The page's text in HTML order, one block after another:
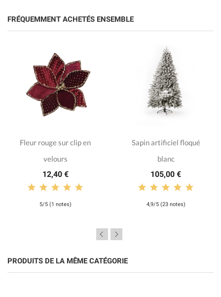
FRÉQUEMMENT ACHETÉS ENSEMBLE
Fleur rouge sur clip en
velours
12,40 €
5/5 (1 notes)
Sapin artificiel floqué
blanc
105,00 €
4,9/5 (23 notes)
PRODUITS DE LA MÊME CATÉGORIE